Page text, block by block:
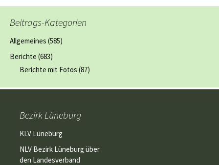
Beitrags-Kategorien
Allgemeines (585)
Berichte (683)
Berichte mit Fotos (87)
Bezirk Lüneburg
KLV Lüneburg
NLV Bezirk Lüneburg über
den Landesverband